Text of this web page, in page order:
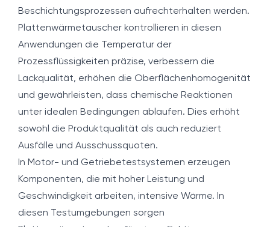
Beschichtungsprozessen aufrechterhalten werden.
Plattenwärmetauscher kontrollieren in diesen
Anwendungen die Temperatur der
Prozessflüssigkeiten präzise, verbessern die
Lackqualität, erhöhen die Oberflächenhomogenität
und gewährleisten, dass chemische Reaktionen
unter idealen Bedingungen ablaufen. Dies erhöht
sowohl die Produktqualität als auch reduziert
Ausfälle und Ausschussquoten.
In Motor- und Getriebetestsystemen erzeugen
Komponenten, die mit hoher Leistung und
Geschwindigkeit arbeiten, intensive Wärme. In
diesen Testumgebungen sorgen